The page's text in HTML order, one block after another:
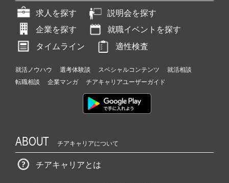
求人を探す
説明会を探す
企業を探す
就職イベントを探す
タイムライン
適性検査
就活ノウハウ 選考体験談 スペシャルコンテンツ
就活相談
転職相談
企業マンガ チアキャリアユーザーガイド
ABOUT チアキャリアについて
チアキャリアとは